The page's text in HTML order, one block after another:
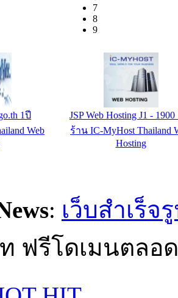
7
8
9
do BJS
อ่างล้างมือสแตนเลสเท้าเ
2ก๊อก 339839
ร้าน banjustanless.com
เว็บสำเร็จ
ท ฟรีโดเมนตลอ
HIT